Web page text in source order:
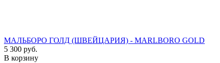
МАЛЬБОРО ГОЛД (ШВЕЙЦАРИЯ) - MARLBORO GOLD
5 300 руб.
В корзину